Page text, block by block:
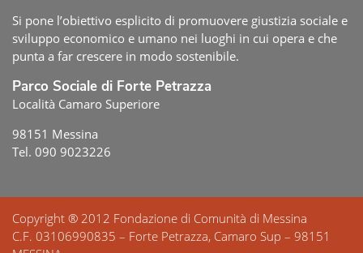
Si pone l’obiettivo esplicito di promuovere giustizia sociale e
sviluppo economico e umano nei luoghi in cui opera e che
punta a far crescere in modo sostenibile.
Parco Sociale di Forte Petrazza
Località Camaro Superiore
98151 Messina
Tel. 090 9023226
Copyright ® 2012 Fondazione di Comunità di Messina
C.F. 03106990835 – Forte Petrazza, Camaro Sup – 98151